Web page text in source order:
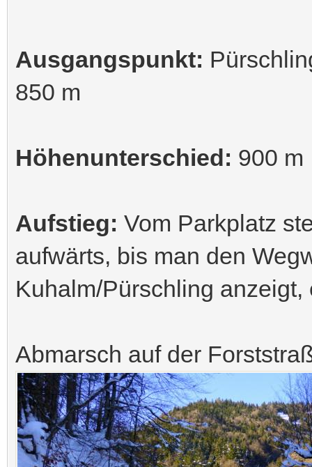
Ausgangspunkt:
850 m
Höhenunterschied: 900 m
Aufstieg: Vom Parkplatz
aufwärts, bis man den
Kuhalm/Pürschling anzeigt,
Abmarsch auf der